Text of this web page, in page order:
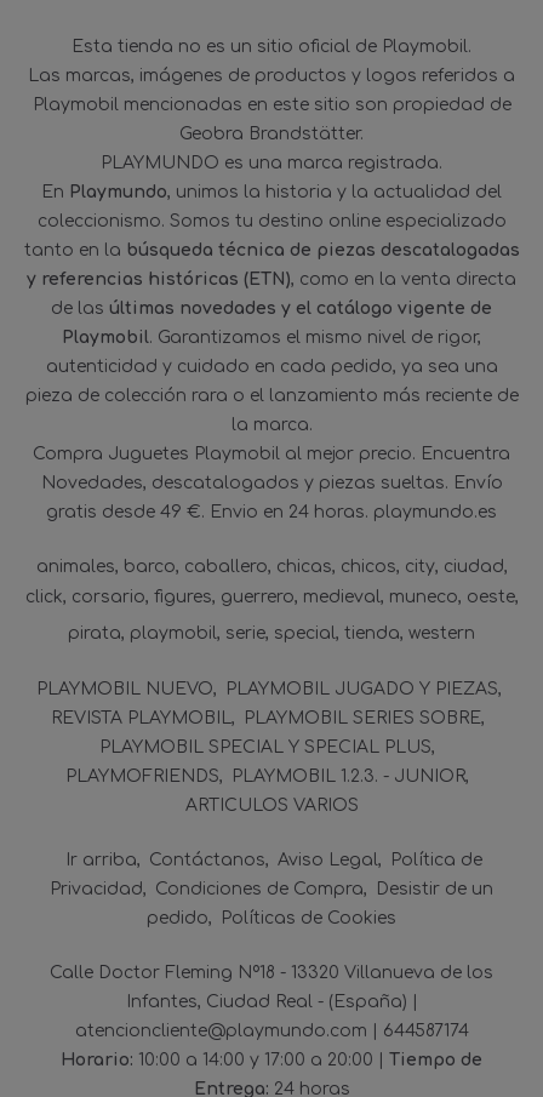
Esta tienda no es un sitio oficial de Playmobil.
Las marcas, imágenes de productos y logos referidos a
Playmobil mencionadas en este sitio son propiedad de
Geobra Brandstätter.
PLAYMUNDO es una marca registrada.
En Playmundo, unimos la historia y la actualidad del
coleccionismo. Somos tu destino online especializado
tanto en la búsqueda técnica de piezas descatalogadas
y referencias históricas (ETN), como en la venta directa
de las últimas novedades y el catálogo vigente de
Playmobil. Garantizamos el mismo nivel de rigor,
autenticidad y cuidado en cada pedido, ya sea una
pieza de colección rara o el lanzamiento más reciente de
la marca.
Compra Juguetes Playmobil al mejor precio. Encuentra
Novedades, descatalogados y piezas sueltas. Envío
gratis desde 49 €. Envio en 24 horas. playmundo.es
animales barco caballero chicas chicos city ciudad
click corsario figures guerrero medieval muneco oeste
pirata playmobil serie special tienda western
PLAYMOBIL NUEVO
PLAYMOBIL JUGADO Y PIEZAS
REVISTA PLAYMOBIL
PLAYMOBIL SERIES SOBRE
PLAYMOBIL SPECIAL Y SPECIAL PLUS
PLAYMOFRIENDS
PLAYMOBIL 1.2.3. - JUNIOR
ARTICULOS VARIOS
Ir arriba Contáctanos Aviso Legal
Política de
Privacidad
Condiciones de Compra
Desistir de un
pedido
Políticas de Cookies
Calle Doctor Fleming Nº18 - 13320 Villanueva de los
Infantes, Ciudad Real - (España) |
atencioncliente@playmundo.com | 644587174
Horario: 10:00 a 14:00 y 17:00 a 20:00 | Tiempo de
Entrega: 24 horas